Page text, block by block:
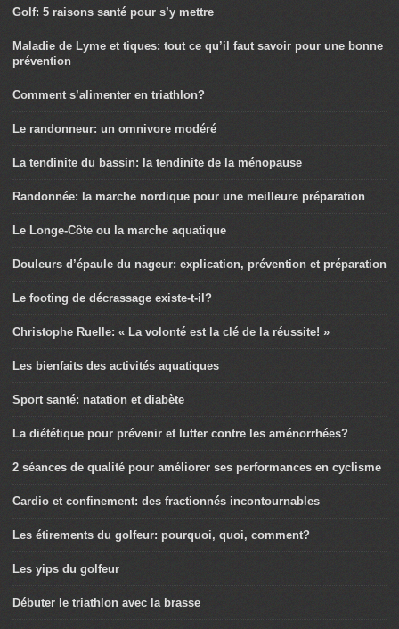
Golf: 5 raisons santé pour s’y mettre
Maladie de Lyme et tiques: tout ce qu’il faut savoir pour une bonne
prévention
Comment s’alimenter en triathlon?
Le randonneur: un omnivore modéré
La tendinite du bassin: la tendinite de la ménopause
Randonnée: la marche nordique pour une meilleure préparation
Le Longe-Côte ou la marche aquatique
Douleurs d’épaule du nageur: explication, prévention et préparation
Le footing de décrassage existe-t-il?
Christophe Ruelle: « La volonté est la clé de la réussite! »
Les bienfaits des activités aquatiques
Sport santé: natation et diabète
La diététique pour prévenir et lutter contre les aménorrhées?
2 séances de qualité pour améliorer ses performances en cyclisme
Cardio et confinement: des fractionnés incontournables
Les étirements du golfeur: pourquoi, quoi, comment?
Les yips du golfeur
Débuter le triathlon avec la brasse